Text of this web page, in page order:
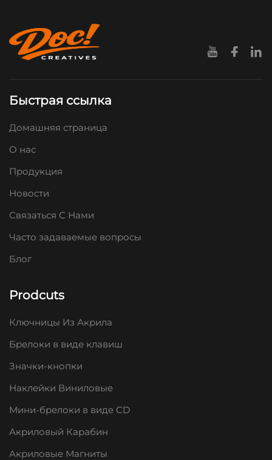
Быстрая ссылка
Домашняя страница
О нас
Продукция
Новости
Связаться С Нами
Часто задаваемые вопросы
Блог
Prodcuts
Ключницы Из Акрила
Брелоки в виде клавиш
Значки-кнопки
Наклейки Виниловые
Мини-брелоки в виде CD
Акриловый Карабин
Акриловые Магниты